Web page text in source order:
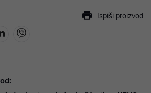
Ispiši proizvod